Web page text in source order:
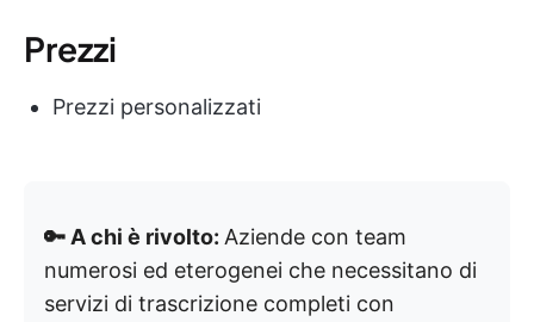
Prezzi
Prezzi personalizzati
🔑 A chi è rivolto: Aziende con team
numerosi ed eterogenei che necessitano di
servizi di trascrizione completi con